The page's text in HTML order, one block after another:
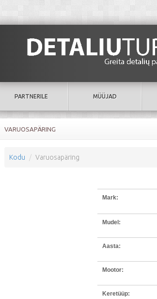
PARTNERILE MÜÜJAD
VARUOSAPÄRING
Kodu Varuosapäring
Mark:
Mudel:
Aasta:
Mootor:
Keretüüp: